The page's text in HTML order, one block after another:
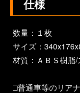
仕様
数量：１枚
サイズ：
材質：ＡＢＳ樹脂
□普通車等のリア